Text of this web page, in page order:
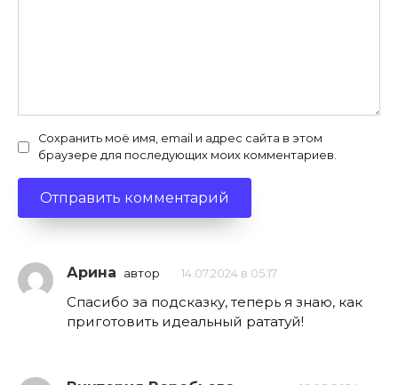
Сохранить моё имя, email и адрес сайта в этом
браузере для последующих моих комментариев.
Арина автор 14.07.2024 в 05:17
Спасибо за подсказку, теперь я знаю, как
приготовить идеальный рататуй!